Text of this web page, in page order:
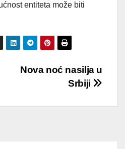
entiteta može biti
Nova noć nasilja u
Srbiji